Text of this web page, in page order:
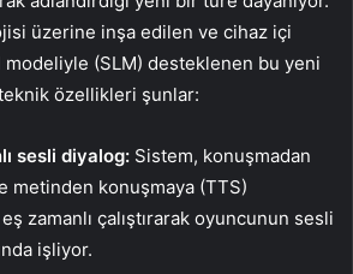
üzerine inşa edilen ve cihaz içi
modeliyle (SLM) desteklenen bu yeni
özellikleri şunlar:
sesli diyalog: Sistem, konuşmadan
metinden konuşmaya (TTS)
zamanlı çalıştırarak oyuncunun sesli
işliyor.